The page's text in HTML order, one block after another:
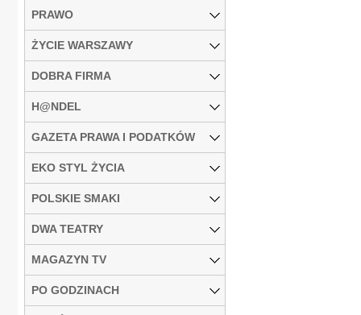
PRAWO
ŻYCIE WARSZAWY
DOBRA FIRMA
H@NDEL
GAZETA PRAWA I PODATKÓW
EKO STYL ŻYCIA
POLSKIE SMAKI
DWA TEATRY
MAGAZYN TV
PO GODZINACH